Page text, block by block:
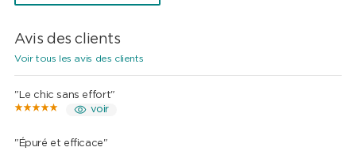
Avis des clients
Voir tous les avis des clients
"Le chic sans effort"
voir
"Épuré et efficace"